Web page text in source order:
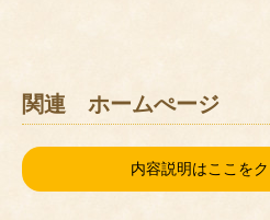
関連 ホームぺージ
内容説明はここを